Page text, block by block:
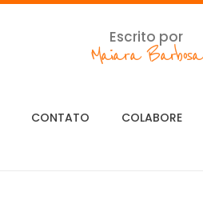
Escrito por
Maiara Barbosa
CONTATO COLABORE